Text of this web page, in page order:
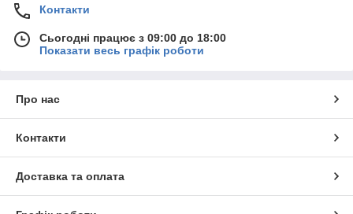
Контакти
Сьогодні працює з 09:00 до 18:00
Показати весь графік роботи
Про нас
Контакти
Доставка та оплата